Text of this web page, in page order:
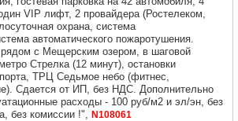
VIP лифт, 2 провайдера (Ростелеком,
охрана, система
автоматического пожаротушения.
с Мещерским озером, в шаговой
Стрелка (12 минут), остановки
ТРЦ Седьмое небо (фитнес,
Сдается от ИП, без НДС. Дополнительно
расходы - 100 руб/м2 и эл/эн, без
без комиссии !", N108061